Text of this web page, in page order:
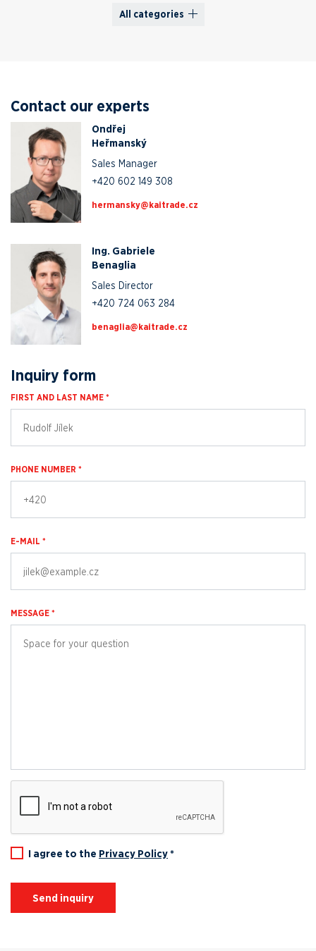
All categories
Contact our experts
Ondřej
Heřmanský
Sales Manager
+420 602 149 308
zc.edartiak@yksnamreh
Ing. Gabriele
Benaglia
Sales Director
+420 724 063 284
zc.edartiak@ailganeb
Inquiry form
FIRST AND LAST NAME *
PHONE NUMBER *
E-MAIL *
MESSAGE *
I agree to the Privacy Policy*
Send inquiry